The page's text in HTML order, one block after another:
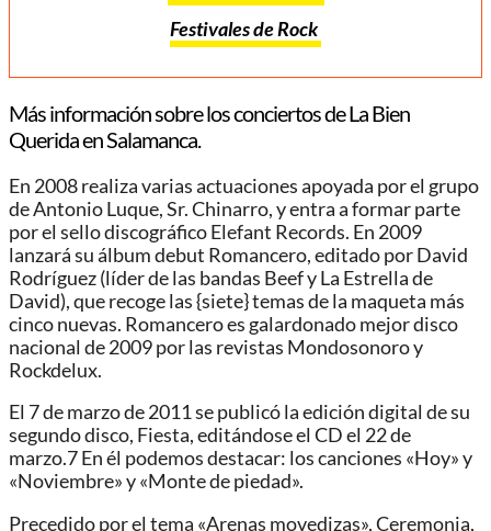
Festivales de Rock
Más información sobre los conciertos de La Bien
Querida en Salamanca.
En 2008 realiza varias actuaciones apoyada por el grupo
de Antonio Luque, Sr. Chinarro, y entra a formar parte
por el sello discográfico Elefant Records. En 2009
lanzará su álbum debut Romancero, editado por David
Rodríguez (líder de las bandas Beef y La Estrella de
David), que recoge las {siete} temas de la maqueta más
cinco nuevas. Romancero es galardonado mejor disco
nacional de 2009 por las revistas Mondosonoro​ y
Rockdelux.
El 7 de marzo de 2011 se publicó la edición digital de su
segundo disco, Fiesta, editándose el CD el 22 de
marzo.7​ En él podemos destacar: los canciones «Hoy» y
«Noviembre» y «Monte de piedad».
Precedido por el tema «Arenas movedizas», Ceremonia,